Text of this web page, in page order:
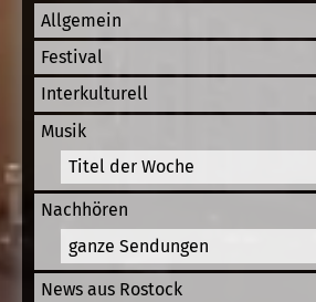
Allgemein
Festival
Interkulturell
Musik
Titel der Woche
Nachhören
ganze Sendungen
News aus Rostock